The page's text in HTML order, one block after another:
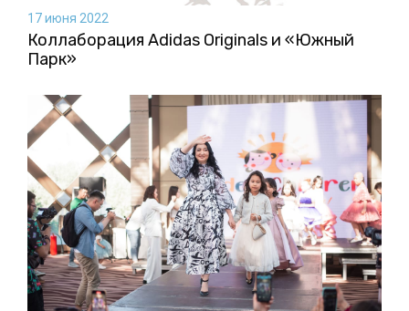
17 июня 2022
Коллаборация Аdidas Originals и «Южный
Парк»